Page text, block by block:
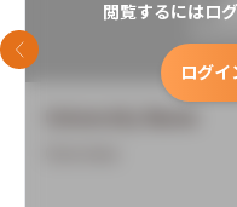
閲覧するにはロ
ログイ
前のスライド